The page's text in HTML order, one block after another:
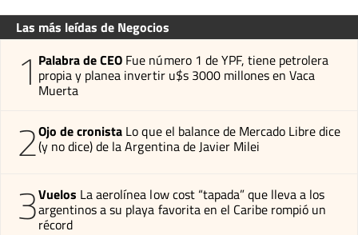
Las más leídas de Negocios
1 Palabra de CEO Fue número 1 de YPF, tiene petrolera
propia y planea invertir u$s 3000 millones en Vaca
Muerta
2Ojo de cronista Lo que el balance de Mercado Libre dice
(y no dice) de la Argentina de Javier Milei
3Vuelos La aerolínea low cost “tapada” que lleva a los
argentinos a su playa favorita en el Caribe rompió un
récord